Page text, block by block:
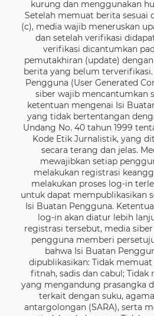
kurung dan menggunakan
Setelah memuat berita sesuai
(c), media wajib meneruskan
dan setelah verifikasi
verifikasi dicantumkan
pemutakhiran (update)
berita yang belum terverifikasi.
Pengguna (User Generated
siber wajib mencantumkan
ketentuan mengenai Isi
yang tidak bertentangan
Undang No. 40 tahun 1999
Kode Etik Jurnalistik, yang
secara terang dan jelas.
mewajibkan setiap
melakukan registrasi
melakukan proses log-in
untuk dapat mempublikasikan
Isi Buatan Pengguna.
log-in akan diatur lebih
registrasi tersebut, media
pengguna memberi
bahwa Isi Buatan
dipublikasikan: Tidak
fitnah, sadis dan cabul; Tidak
yang mengandung prasangka
terkait dengan suku,
antargolongan (SARA), serta